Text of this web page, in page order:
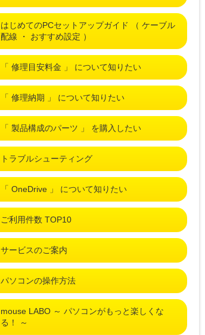
はじめてのPCセットアップガイド （ ケーブル
配線 ・ おすすめ設定 ）
「 修理目安料金 」 について知りたい
「 修理納期 」 について知りたい
「 製品構成のパーツ 」 を購入したい
トラブルシューティング
「 OneDrive 」 について知りたい
ご利用件数 TOP10
サービスのご案内
パソコンの操作方法
mouse LABO ～ パソコンがもっと楽しくな
る！ ～